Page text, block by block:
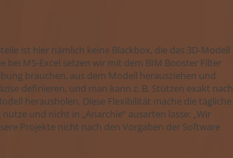
ist hier nämlich keine Blackbox, die das 3D-Modell
MS-Excel setzen wir mit dem BIM Booster Filter
brauchen, aus dem Modell herausziehen und
definieren, und man kann z. B. Stützen exakt nach
herausholen. Diese Flexibilität mache die tägliche
und nicht in „Anarchie“ ausarten lasse: „Wir
Projekte nicht nach den Vorgaben der Software